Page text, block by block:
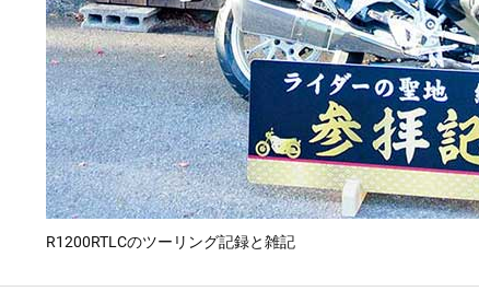
R1200RTLCのツーリング記録と雑記